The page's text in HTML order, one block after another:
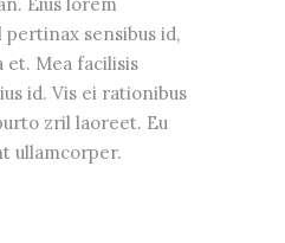
sensibus id,
Mea facilisis
id. Vis ei rationibus
zril laoreet. Eu
ullamcorper.